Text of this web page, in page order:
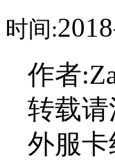
时间:
作者
转载
外服